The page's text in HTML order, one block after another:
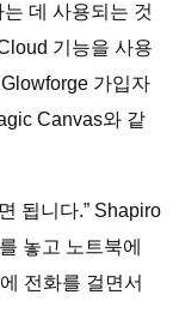
데 사용되는 것
기능을 사용
가입자
Canvas와 같
됩니다.” Shapiro
놓고 노트북에
전화를 걸면서